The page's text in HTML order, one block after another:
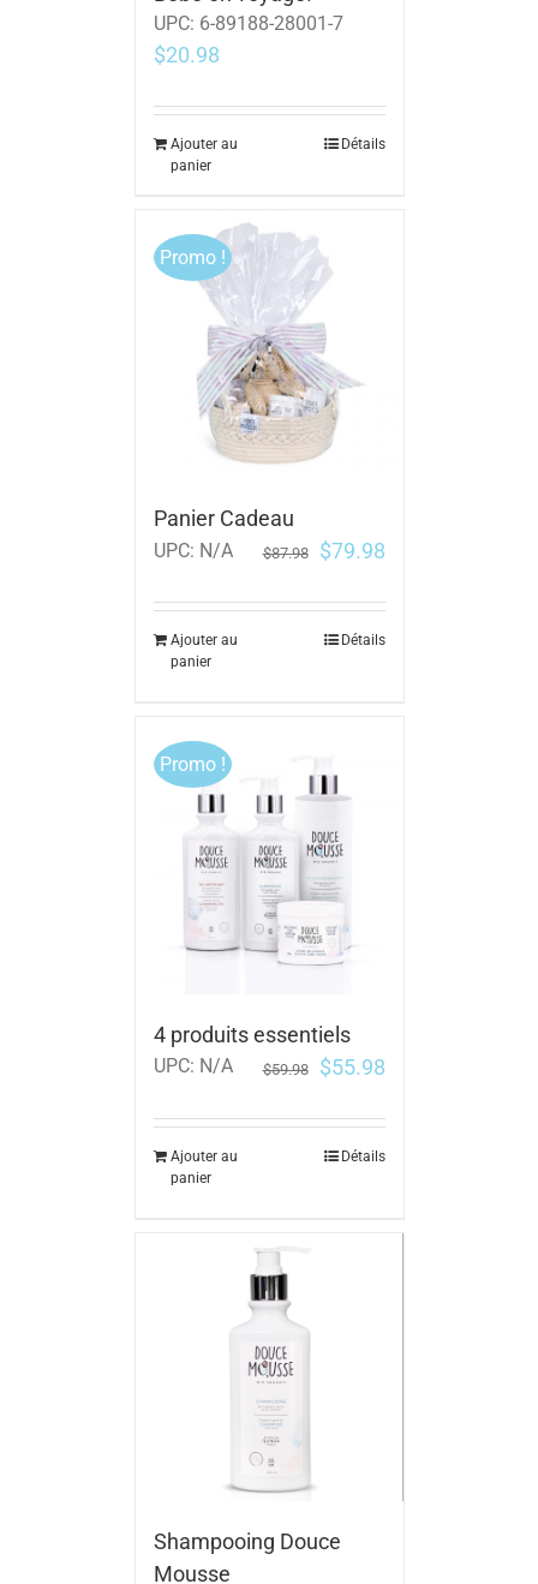
UPC: 6-89188-28001-7
$20.98
Ajouter au
panier
Détails
Promo !
Panier Cadeau
UPC: N/A $87.98 $79.98
Ajouter au
panier
Détails
Promo !
4 produits essentiels
UPC: N/A $59.98 $55.98
Ajouter au
panier
Détails
Shampooing Douce
Mousse